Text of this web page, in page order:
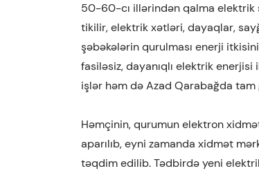
50-60-cı illərindən qalma elektrik
tikilir, elektrik xətləri, dayaqlar,
şəbəkələrin qurulması enerji
fasiləsiz, dayanıqlı elektrik enerjisi
işlər həm də Azad Qarabağda tam
Həmçinin, qurumun elektron
aparılıb, eyni zamanda xidmət
təqdim edilib. Tədbirdə yeni